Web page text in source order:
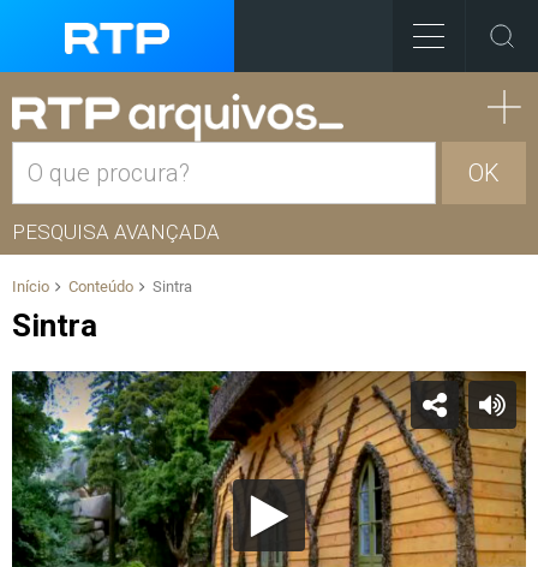
OK
PESQUISA AVANÇADA
Início Conteúdo Sintra
Sintra